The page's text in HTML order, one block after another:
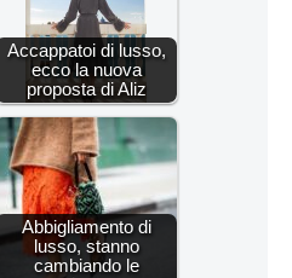
Accappatoi di lusso,
ecco la nuova
proposta di Aliz
Abbigliamento di
lusso, stanno
cambiando le